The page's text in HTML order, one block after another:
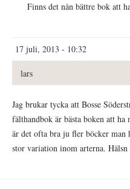
Finns det nån bättre bok att
17 juli, 2013 - 10:32
lars
Jag brukar tycka att Bosse
fälthandbok är bästa boken att
är det ofta bra ju fler böcker
stor variation inom arterna. Hälsn